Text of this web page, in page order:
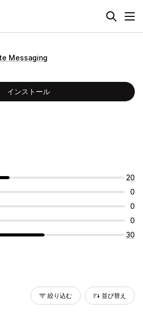
Messaging
インストール
20
0
0
0
30
絞り込む 並び替え